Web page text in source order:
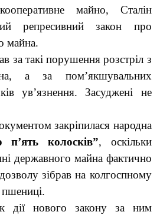
майно, Сталін
репресивний закон про
майна.
за такі порушення розстріл з
а за пом’якшувальних
ув’язнення. Засуджені не
закріпилася народна
п’ять колосків”, оскільки
державного майна фактично
зібрав на колгоспному
пшениці.
дії нового закону за ним